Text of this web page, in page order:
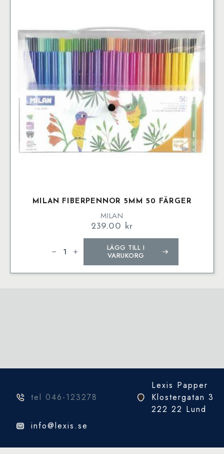
MILAN FIBERPENNOR 5MM 50 FÄRGER
MILAN
239.00 kr
Fiberpennor
5mm
mängd
LÄGG TILL I
VARUKORG
tel 046-123278
Lexis Papper
Klostergatan 3
222 22 Lund
info@lexis.se